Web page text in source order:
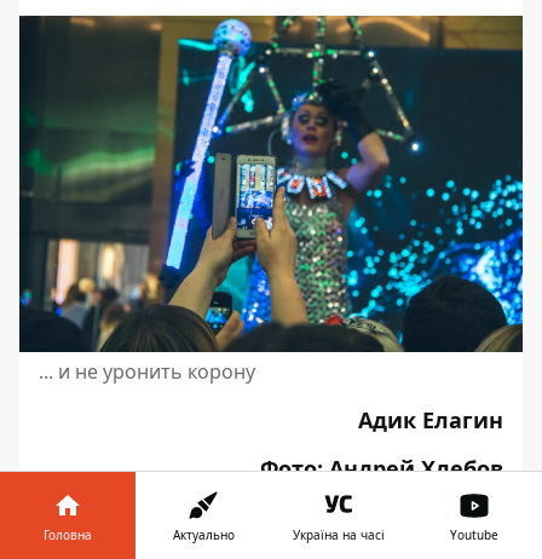
... и не уронить корону
Адик Елагин
Фото: Андрей Хлебов
Головна Актуально Україна на часі Youtube